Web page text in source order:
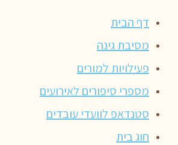
דף הבית
מסיבת גינה
פעילויות למורים
מספרי סיפורים לאירועים
סטנדאפ לוועדי עובדים
חוג בית